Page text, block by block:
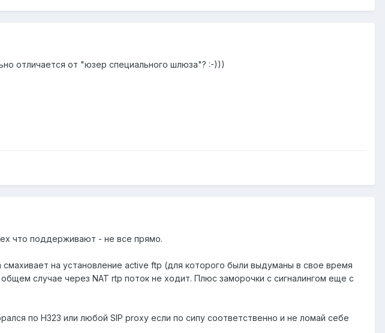
отличается от "юзер специального шлюза"? :-)))
что поддерживают - не все прямо.
на установление active ftp (для которого были выдуманы в свое время
случае через NAT rtp поток не ходит. Плюс заморочки с сигналингом еще с
по H323 или любой SIP proxy если по сипу соответственно и не ломай себе